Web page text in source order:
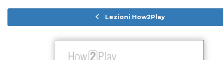
Lezioni How2Play